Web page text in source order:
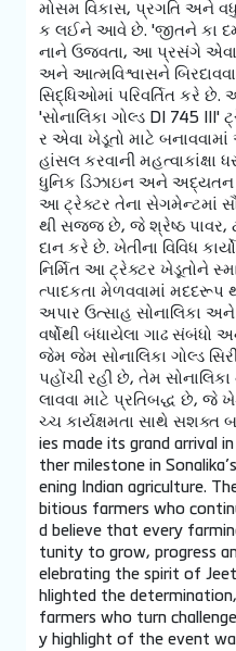
મોસમ વિકાસ, પ્રગતિ અને
ક લઈને આવે છે. 'જીતને કા
નાને ઉજવતા, આ પ્રસંગે એવા
અને આત્મવિશ્વાસને
સિદ્ધિઓમાં પરિવર્તિત કરે
'સોનાલિકા ગોલ્ડ DI 745
ર એવા ખેડૂતો માટે
હાંસલ કરવાની મહત્વાકાંક્ષા
ધુનિક ડિઝાઇન અને અદ્યતન
આ ટ્રેક્ટર તેના સેગમેન્ટમાં
થી સજ્જ છે, જે શ્રેષ્ઠ
દાન કરે છે. ખેતીના વિવિધ
નિર્મિત આ ટ્રેક્ટર ખેડૂતોને
ત્પાદકતા મેળવવામાં મદદરૂપ
અપાર ઉત્સાહ સોનાલિકા
વર્ષોથી બંધાયેલા ગાઢ સંબંધો
જેમ જેમ સોનાલિકા ગોલ્ડ
પહોંચી રહી છે, તેમ
લાવવા માટે પ્રતિબદ્ધ છે, જે
ચ્ચ કાર્યક્ષમતા સાથે સશક્ત
ies made its grand arrival
ther milestone in
ening Indian agriculture.
bitious farmers who
d believe that every
tunity to grow, progress
elebrating the spirit of
hlighted the
farmers who turn
y highlight of the event